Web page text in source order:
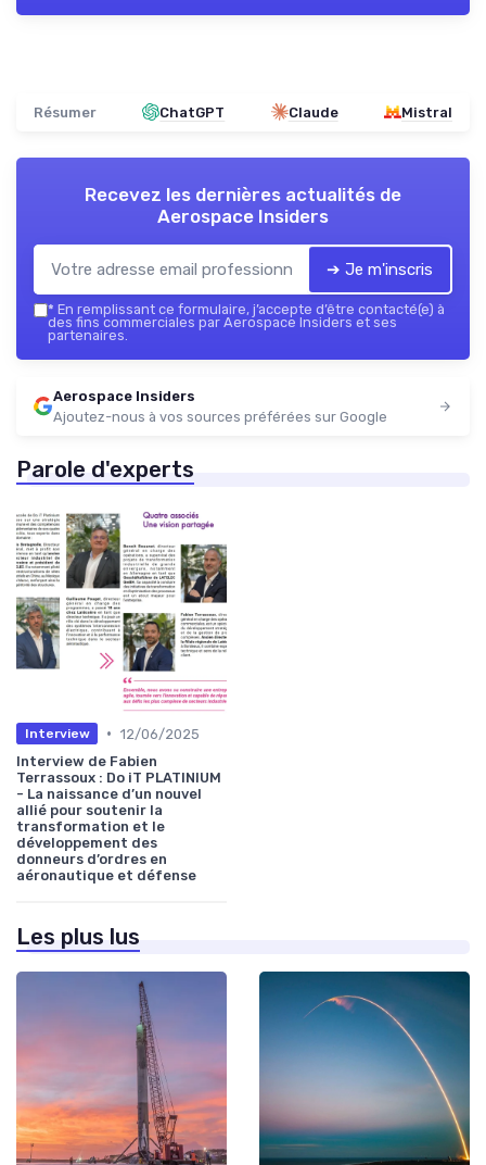
Résumer ChatGPT Claude Mistral
Recevez les dernières actualités de
Aerospace Insiders
➔ Je m'inscris
* En remplissant ce formulaire, j’accepte d’être contacté(e) à
des fins commerciales par Aerospace Insiders et ses
partenaires.
Aerospace Insiders
Ajoutez-nous à vos sources préférées sur Google
Parole d'experts
Interview • 12/06/2025
Interview de Fabien
Terrassoux : Do iT PLATINIUM
- La naissance d’un nouvel
allié pour soutenir la
transformation et le
développement des
donneurs d’ordres en
aéronautique et défense
Les plus lus